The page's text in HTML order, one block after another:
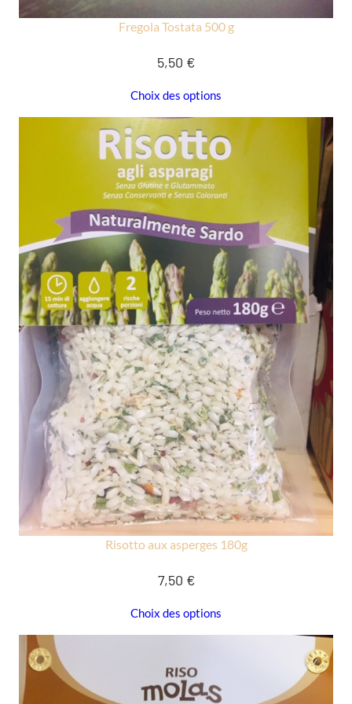
Fregola Tostata 500 g
5,50 €
Choix des options
Risotto aux asperges 180g
7,50 €
Choix des options